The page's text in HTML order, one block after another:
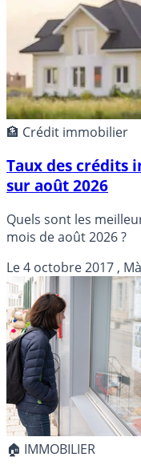
🏦 Crédit immobilier
Taux des crédits
sur août 2026
Quels sont les
mois de août 2026 ?
Le4 octobre 2017 ,
🏠 IMMOBILIER